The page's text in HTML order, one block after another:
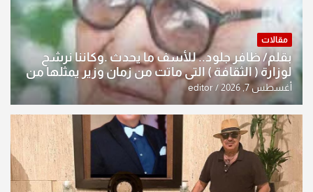
مقالات
بقلم/ ظافر جلود.. للأسف ما يحدث .وكاننا نرشح
لوزارة ( الثقافة ) التي ماتت من زمان وزير يمثلها من
النخبة والإرث العظيم للثقافة العراقية..
أغسطس 7, 2026 editor